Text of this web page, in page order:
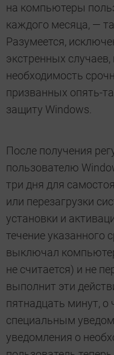
на компьютеры
каждого месяца, —
Разумеется,
экстренных случаев,
необходимость
призванных опять-
защиту Windows.
После получения
пользователю
три дня для
или перезагрузки
установки и
течение указанного
выключал
не считается) и не
выполнит эти
пятнадцать минут,
специальным
уведомления о